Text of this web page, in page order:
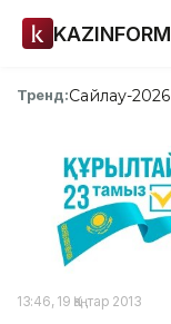
KAZINFORM
Тренд:Сайлау-2026
13:46, 19 Қаңтар 2013